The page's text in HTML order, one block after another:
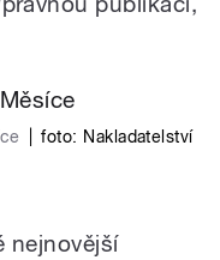
foto: Nakladatelství
nejnovější